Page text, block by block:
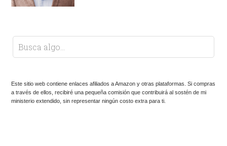
Este sitio web contiene enlaces afiliados a Amazon y otras plataformas. Si compras
a través de ellos, recibiré una pequeña comisión que contribuirá al sostén de mi
ministerio extendido, sin representar ningún costo extra para ti.